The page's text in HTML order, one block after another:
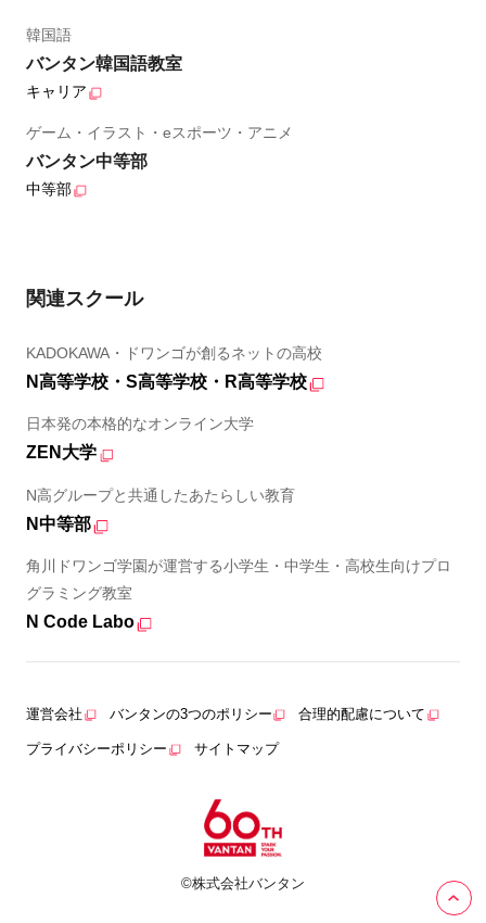
韓国語
バンタン韓国語教室
キャリア
ゲーム・イラスト・eスポーツ・アニメ
バンタン中等部
中等部
関連スクール
KADOKAWA・ドワンゴが創るネットの高校
N高等学校・S高等学校・R高等学校
日本発の本格的なオンライン大学
ZEN大学
N高グループと共通したあたらしい教育
N中等部
角川ドワンゴ学園が運営する小学生・中学生・高校生向けプロ
グラミング教室
N Code Labo
運営会社 バンタンの3つのポリシー 合理的配慮について
プライバシーポリシー サイトマップ
©株式会社バンタン